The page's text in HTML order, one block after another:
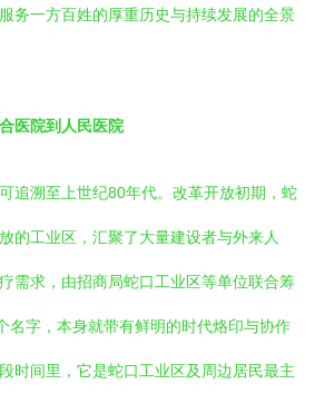
务一方百姓的厚重历史与持续发展的全景
医院到人民医院
追溯至上世纪80年代。改革开放初期，蛇
的工业区，汇聚了大量建设者与外来人
需求，由招商局蛇口工业区等单位联合筹
名字，本身就带有鲜明的时代烙印与协作
时间里，它是蛇口工业区及周边居民最主